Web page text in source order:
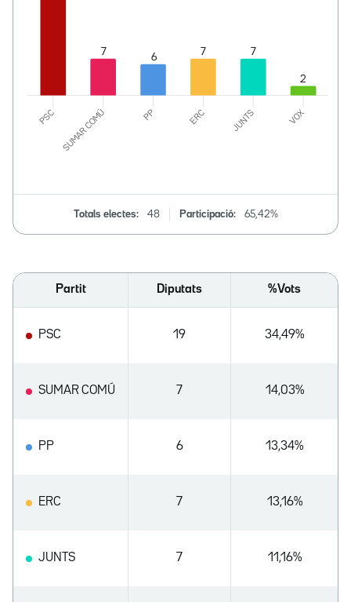
Totals electes: 48 Participació: 65,42%
Partit Diputats %Vots
PSC 19 34,49%
SUMAR COMÚ 7 14,03%
PP 6 13,34%
ERC 7 13,16%
JUNTS 7 11,16%